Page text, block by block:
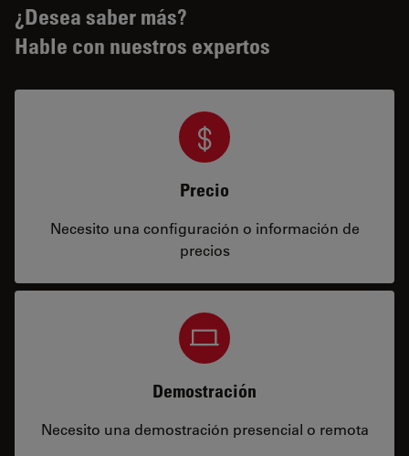
¿Desea saber más?
Hable con nuestros expertos
Precio
Necesito una configuración o información de
precios
Demostración
Necesito una demostración presencial o remota